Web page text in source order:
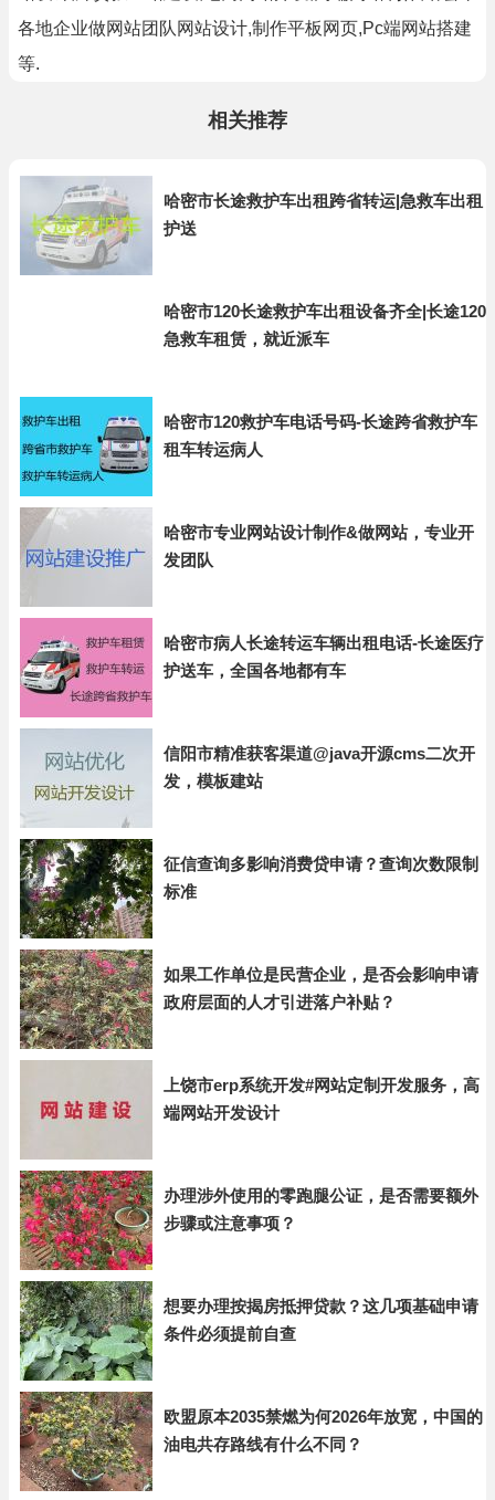
各地企业做网站团队网站设计,制作平板网页,Pc端网站搭建
等.
相关推荐
哈密市长途救护车出租跨省转运|急救车出租
护送
哈密市120长途救护车出租设备齐全|长途120
急救车租赁，就近派车
哈密市120救护车电话号码-长途跨省救护车
租车转运病人
哈密市专业网站设计制作&做网站，专业开
发团队
哈密市病人长途转运车辆出租电话-长途医疗
护送车，全国各地都有车
信阳市精准获客渠道@java开源cms二次开
发，模板建站
征信查询多影响消费贷申请？查询次数限制
标准
如果工作单位是民营企业，是否会影响申请
政府层面的人才引进落户补贴？
上饶市erp系统开发#网站定制开发服务，高
端网站开发设计
办理涉外使用的零跑腿公证，是否需要额外
步骤或注意事项？
想要办理按揭房抵押贷款？这几项基础申请
条件必须提前自查
欧盟原本2035禁燃为何2026年放宽，中国的
油电共存路线有什么不同？